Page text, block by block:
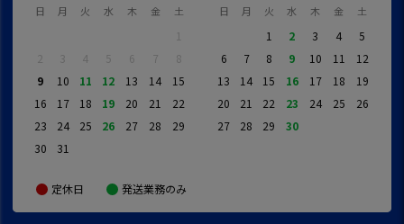
日 月 火 水 木 金 土
1
2
3 4 5 6 7
8
9
10 11 12 13 14
15
16
17 18 19 20 21
22
23
24 25 26 27 28
29
30
31
日 月 火 水 木 金 土
1 2 3 4
5
6
7 8 9 10 11
12
13
14 15 16 17 18
19
20
21 22 23 24 25
26
27
28 29 30
定休日 発送業務のみ